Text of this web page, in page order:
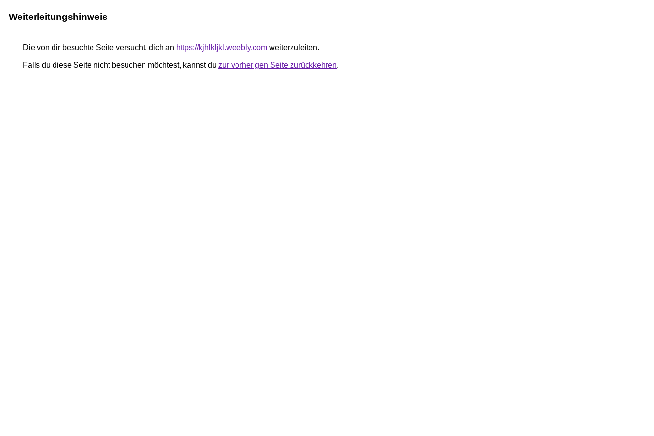
Weiterleitungshinweis
Die von dir besuchte Seite versucht, dich an https://kjhlkljkl.weebly.com weiterzuleiten.
Falls du diese Seite nicht besuchen möchtest, kannst du zur vorherigen Seite zurückkehren.